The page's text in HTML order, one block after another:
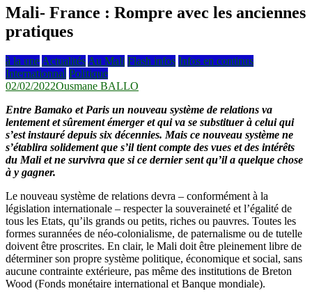
Mali- France : Rompre avec les anciennes
pratiques
à la une Actualités Au Mali Flash infos Infos en continus
Internationnal Politique
02/02/2022Ousmane BALLO
Entre Bamako et Paris un nouveau système de relations va
lentement et sûrement émerger et qui va se substituer à celui qui
s’est instauré depuis six décennies. Mais ce nouveau système ne
s’établira solidement que s’il tient compte des vues et des intérêts
du Mali et ne survivra que si ce dernier sent qu’il a quelque chose
à y gagner.
Le nouveau système de relations devra – conformément à la
législation internationale – respecter la souveraineté et l’égalité de
tous les Etats, qu’ils grands ou petits, riches ou pauvres. Toutes les
formes surannées de néo-colonialisme, de paternalisme ou de tutelle
doivent être proscrites. En clair, le Mali doit être pleinement libre de
déterminer son propre système politique, économique et social, sans
aucune contrainte extérieure, pas même des institutions de Breton
Wood (Fonds monétaire international et Banque mondiale).